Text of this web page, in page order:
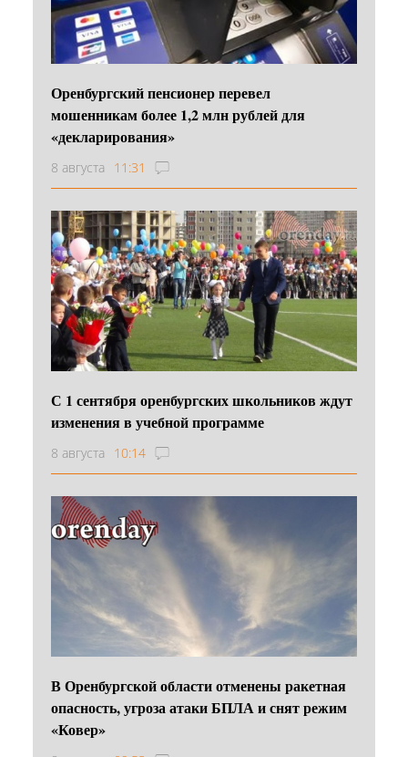
Оренбургский пенсионер перевел
мошенникам более 1,2 млн рублей для
«декларирования»
8 августа 11:31
С 1 сентября оренбургских школьников ждут
изменения в учебной программе
8 августа 10:14
В Оренбургской области отменены ракетная
опасность, угроза атаки БПЛА и снят режим
«Ковер»